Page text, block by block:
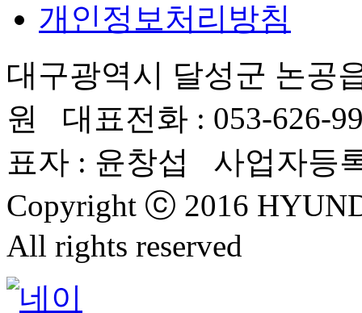
개인정보처리방침
대구광역시 달성군 논공
원 대표전화 : 053-626-
표자 : 윤창섭 사업자등
Copyright ⓒ 2016
All rights reserved